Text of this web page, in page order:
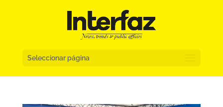
Seleccionar página